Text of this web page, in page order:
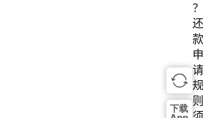
？
还
款
申
请
规
则
下载